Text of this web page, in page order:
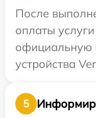
После
оплаты
официальную
устройства
5